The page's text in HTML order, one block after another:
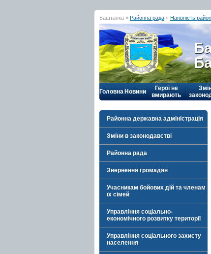
Баштанка » Районна рада » Наявність
Головна Новини
Герої не
вмирають
Районна державна адміністрація
Зміни в законодавстві
Районна рада
Звернення громадян
Учасникам бойових дій та членам
їх сімей
Управління соціально-
економічного розвитку території
Управління соціального захисту
населення